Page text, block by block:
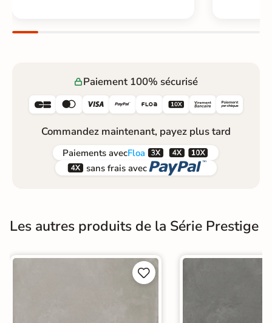
Paiement 100% sécurisé
     
Commandez maintenant, payez plus tard
Paiements avecFloa  
 sans frais avec 
Les autres produits de la Série Prestige

